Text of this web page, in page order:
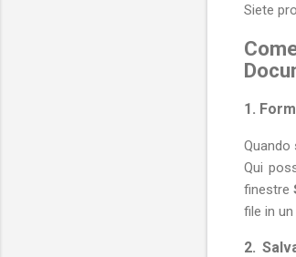
Siete
1.
Qui
finestre
file in
2.